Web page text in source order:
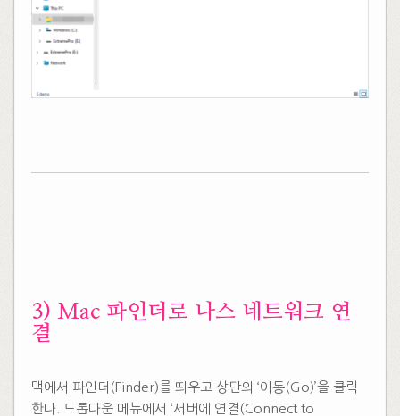
3) Mac 파인더로 나스 네트워크 연
결
맥에서 파인더(Finder)를 띄우고 상단의 ‘이동(Go)’을 클릭
한다. 드롭다운 메뉴에서 ‘서버에 연결(Connect to